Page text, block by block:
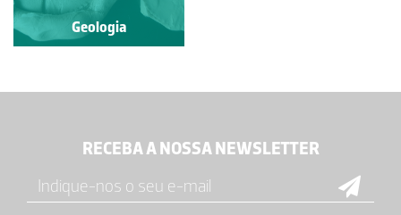
Geologia
Geologia
RECEBA A NOSSA NEWSLETTER